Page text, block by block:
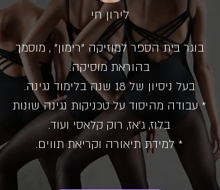
לירון חי
בוגר בית הספר למוזיקה "רימון" , מוסמך
בהוראת מוסיקה.
בעל ניסיון של 18 שנה בלימוד נגינה.
* עבודה מהיסוד על טכניקות נגינה שונות
בלוז, ג'אז, רוק קלאסי ועוד.
* למידת תיאורה וקריאת תווים.